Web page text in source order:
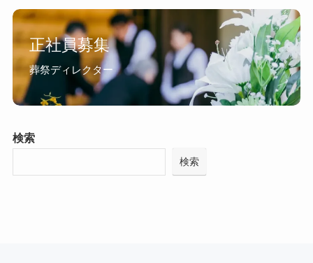
正社員募集
葬祭ディレクター
検索
検索